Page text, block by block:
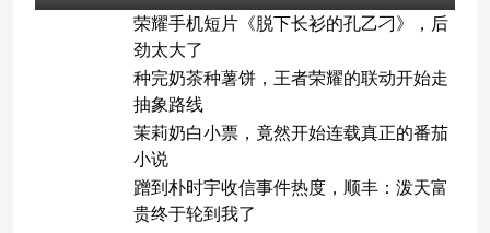
荣耀手机短片《脱下长衫的孔乙刁》，后
劲太大了
种完奶茶种薯饼，王者荣耀的联动开始走
抽象路线
茉莉奶白小票，竟然开始连载真正的番茄
小说
蹭到朴时宇收信事件热度，顺丰：泼天富
贵终于轮到我了